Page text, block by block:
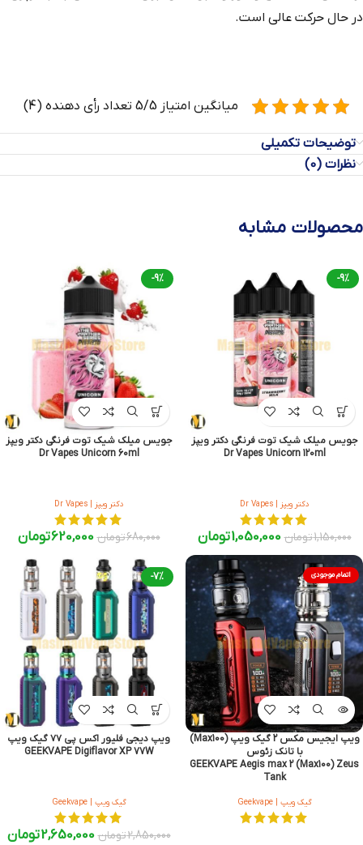
در حال حرکت عالی است.
میانگین امتیاز 5/5 تعداد رأی دهنده (4)
توضیحات تکمیلی
نظرات (0)
محصولات مشابه
-9%
جویس میلک شیک توت فرنگی دکتر ویپز
Dr Vapes Unicorn 120ml
دکتر ویپز | Dr Vapes
1,150,000تومان 1,050,000تومان
-9%
جویس میلک شیک توت فرنگی دکتر ویپز
Dr Vapes Unicorn 60ml
دکتر ویپز | Dr Vapes
680,000تومان 620,000تومان
اتمام موجودی
ویپ ایجیس مکس 2 گیک ویپ (Max100)
با تانک زئوس
GEEKVAPE Aegis max 2 (Max100) Zeus
Tank
گیک ویپ | Geekvape
-7%
ویپ دیجی فلیور اکس پی ۷۷ گیک ویپ
GEEKVAPE Digiflavor XP 77W
گیک ویپ | Geekvape
2,850,000تومان 2,650,000تومان